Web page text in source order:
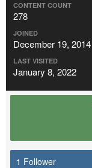
CONTENT COUNT
278
JOINED
December 19, 2014
LAST VISITED
January 8, 2022
1 Follower